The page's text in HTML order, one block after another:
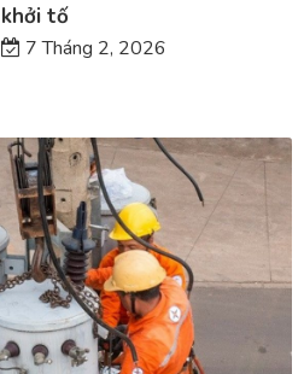
khởi tố
7 Tháng 2, 2026